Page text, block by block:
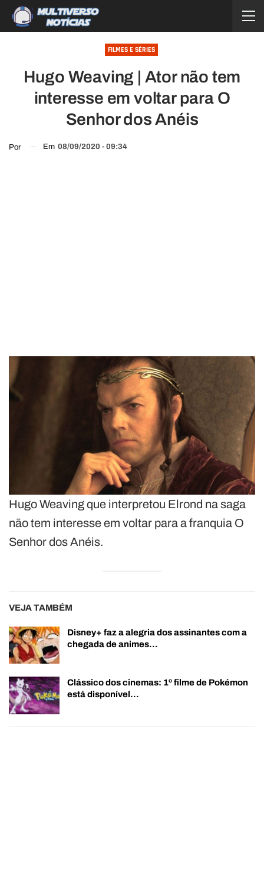
FILMES E SÉRIES
Hugo Weaving | Ator não tem
interesse em voltar para O
Senhor dos Anéis
Por Em 08/09/2020 - 09:34
Hugo Weaving que interpretou Elrond na saga
não tem interesse em voltar para a franquia O
Senhor dos Anéis.
VEJA TAMBÉM
Disney+ faz a alegria dos assinantes com a
chegada de animes…
Clássico dos cinemas: 1º filme de Pokémon
está disponível…